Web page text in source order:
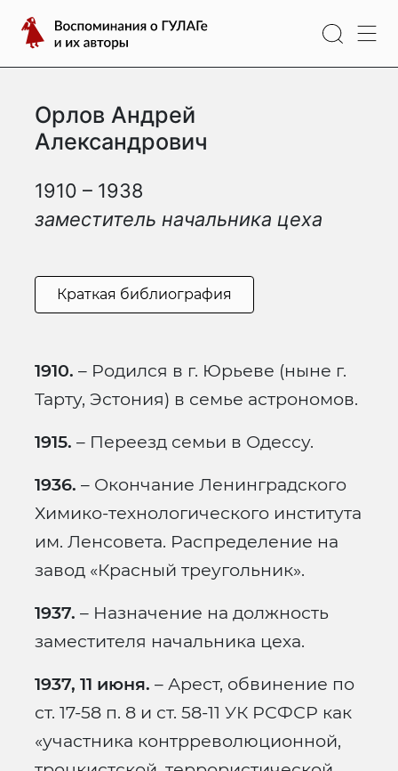
содержимому
Воспоминания
о
ГУЛАГе
их
авторы
Орлов Андрей
Александрович
1910 – 1938
заместитель начальника цеха
Краткая библиография
1910. – Родился в г. Юрьеве (ныне г.
Тарту, Эстония) в семье астрономов.
1915. – Переезд семьи в Одессу.
1936. – Окончание Ленинградского
Химико-технологического института
им. Ленсовета. Распределение на
завод «Красный треугольник».
1937. – Назначение на должность
заместителя начальника цеха.
1937, 11 июня. – Арест, обвинение по
ст. 17-58 п. 8 и ст. 58-11 УК РСФСР как
«участника контрреволюционной,